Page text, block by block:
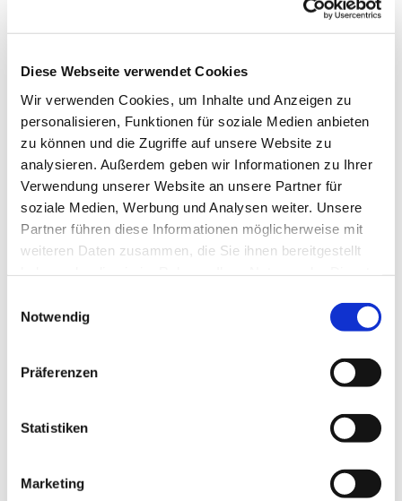
Diese Webseite verwendet Cookies
Wir verwenden Cookies, um Inhalte und Anzeigen zu
personalisieren, Funktionen für soziale Medien anbieten
zu können und die Zugriffe auf unsere Website zu
analysieren. Außerdem geben wir Informationen zu Ihrer
Verwendung unserer Website an unsere Partner für
soziale Medien, Werbung und Analysen weiter. Unsere
Partner führen diese Informationen möglicherweise mit
weiteren Daten zusammen, die Sie ihnen bereitgestellt
Notwendig
Präferenzen
Statistiken
Marketing
© Kreuzkirche
Kassel